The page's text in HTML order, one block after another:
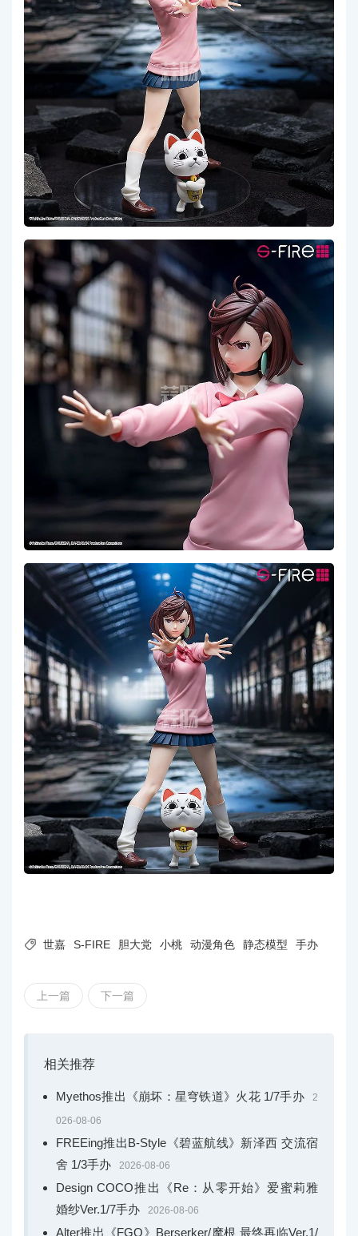
 世嘉 S-FIRE 胆大党 小桃 动漫角色 静态模型 手办
上一篇 下一篇
相关推荐
Myethos推出《崩坏：星穹铁道》火花 1/7手办 2
026-08-06
FREEing推出B-Style《碧蓝航线》新泽西 交流宿
舍 1/3手办
2026-08-06
Design COCO推出《Re：从零开始》爱蜜莉雅
婚纱Ver.1/7手办
2026-08-06
Alter推出《FGO》Berserker/摩根 最终再临Ver.1/